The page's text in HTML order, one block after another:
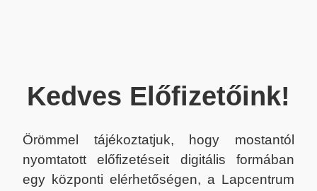
Kedves Előfizetőink!
Örömmel tájékoztatjuk, hogy mostantól
nyomtatott előfizetéseit digitális formában
egy központi elérhetőségen, a Lapcentrum